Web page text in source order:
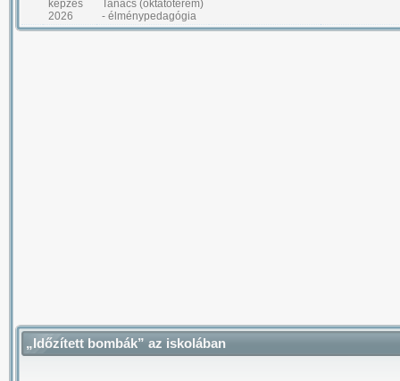
képzés
2026
Tanács (oktatóterem)
- élménypedagógia
„Időzített bombák” az iskolában